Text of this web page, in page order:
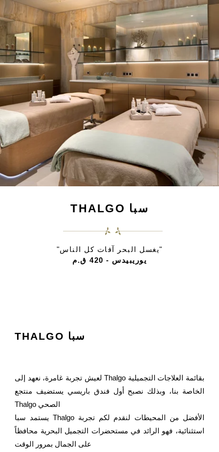
THALGO سبا
"يغسل البحر آفات كل الناس"
يوريبيدس - 420 ق.م
لعيش تجربة غامرة، نعهد إلى Thalgo بقائمة العلاجات التجميلية
الخاصة بنا، وبذلك نصبح أول فندق باريسي يستضيف منتجع
Thalgo الصحي
يستمد سبا Thalgo الأفضل من المحيطات لنقدم لكم تجربة
استثنائية، فهو الرائد في مستحضرات التجميل البحرية محافظاً
على الجمال بمرور الوقت